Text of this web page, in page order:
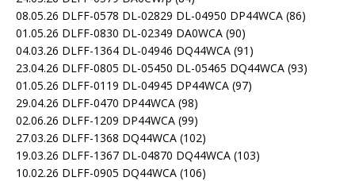
08.05.26 DLFF-0578 DL-02829 DL-04950 DP44WCA (86)
01.05.26 DLFF-0830 DL-02349 DA0WCA (90)
04.03.26 DLFF-1364 DL-04946 DQ44WCA (91)
23.04.26 DLFF-0805 DL-05450 DL-05465 DQ44WCA (93)
01.05.26 DLFF-0119 DL-04945 DP44WCA (97)
29.04.26 DLFF-0470 DP44WCA (98)
02.06.26 DLFF-1209 DP44WCA (99)
27.03.26 DLFF-1368 DQ44WCA (102)
19.03.26 DLFF-1367 DL-04870 DQ44WCA (103)
10.02.26 DLFF-0905 DQ44WCA (106)